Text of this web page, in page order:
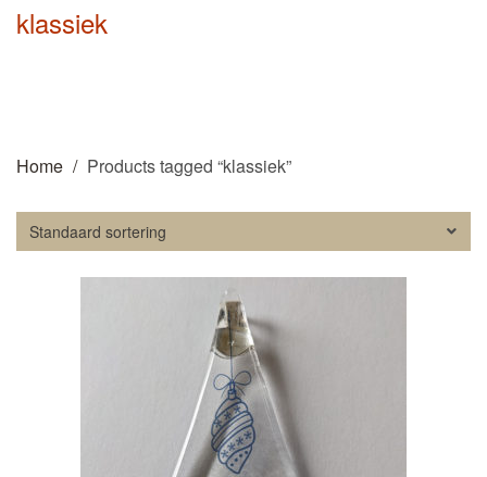
klassiek
Home Products tagged “klassiek”